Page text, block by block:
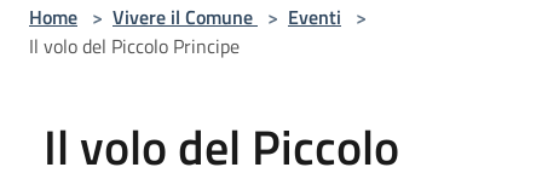
Home > Vivere il Comune > Eventi >
Il volo del Piccolo Principe
Il volo del Piccolo